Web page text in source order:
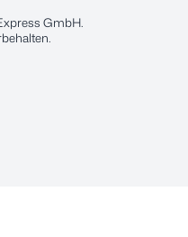
GmbH.